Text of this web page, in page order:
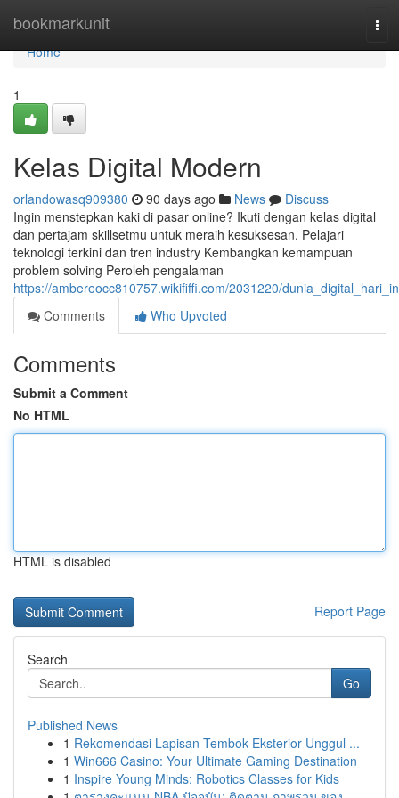
bookmarkunit
Home
Home
1
Kelas Digital Modern
orlandowasq909380 90 days ago News
Discuss
Ingin menstepkan kaki di pasar online? Ikuti dengan kelas digital
dan pertajam skillsetmu untuk meraih kesuksesan. Pelajari
teknologi terkini dan tren industry Kembangkan kemampuan
problem solving Peroleh pengalaman
https://ambereocc810757.wikififfi.com/2031220/
Comments
Who Upvoted
Comments
Submit a Comment
No HTML
HTML is disabled
Report Page
Search
Go
Published News
1 Rekomendasi Lapisan Tembok Eksterior Unggul ...
1 Win666 Casino: Your Ultimate Gaming Destination
1 Inspire Young Minds: Robotics Classes for Kids